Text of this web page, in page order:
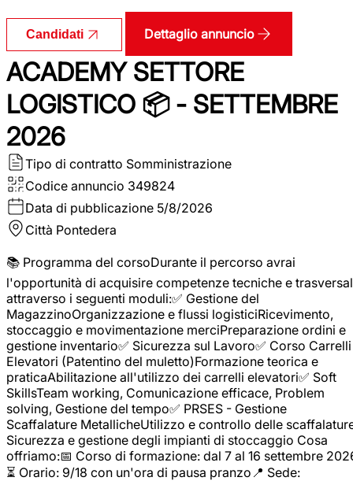
Candidati Dettaglio annuncio
ACADEMY SETTORE
LOGISTICO 📦 - SETTEMBRE
2026
Tipo di contratto Somministrazione
Codice annuncio 349824
Data di pubblicazione 5/8/2026
Città Pontedera
📚 Programma del corsoDurante il percorso avrai
l'opportunità di acquisire competenze tecniche e
attraverso i seguenti moduli:✅ Gestione del
MagazzinoOrganizzazione e flussi logisticiRicevimento,
stoccaggio e movimentazione merciPreparazione ordini e
gestione inventario✅ Sicurezza sul Lavoro✅ Corso Carrelli
Elevatori (Patentino del muletto)Formazione teorica e
praticaAbilitazione all'utilizzo dei carrelli elevatori✅ Soft
SkillsTeam working, Comunicazione efficace, Problem
solving, Gestione del tempo✅ PRSES - Gestione
Scaffalature MetallicheUtilizzo e controllo delle
Sicurezza e gestione degli impianti di stoccaggio Cosa
offriamo:📅 Corso di formazione: dal 7 al 16 settembre
⏳ Orario: 9/18 con un'ora di pausa pranzo📍 Sede: